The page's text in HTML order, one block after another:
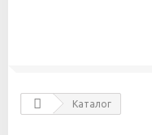
Каталог